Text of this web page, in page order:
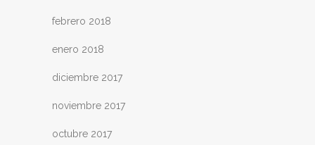
febrero 2018
enero 2018
diciembre 2017
noviembre 2017
octubre 2017